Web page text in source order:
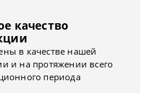
качество
в качестве нашей
и на протяжении всего
периода